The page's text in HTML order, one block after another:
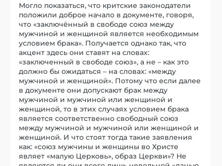
Могло показаться, что критские законодатели
положили доброе начало в документе, говоря,
что «заключённый в свободе союз между
мужчиной и женщиной является необходимым
условием брака». Получается однако так, что
акцент здесь они ставят на словах:
«заключенный в свободе союз», а не – как это
должно бы ожидаться – на словах: «между
мужчиной и женщиной». Потому что если далее
в документе они допускают брак между
мужчиной и мужчиной или женщиной и
женщиной, то в этих случаях условием брака
является соответственно свободный союз
между мужчиной и мужчиной или женщиной и
женщиной. И что стоят тогда такие заявления
как: «союз мужчины и женщины во Христе
являет «малую Церковь», образ Церкви»? Не